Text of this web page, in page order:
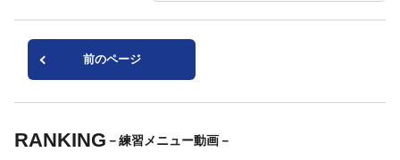
前のページ
RANKING －練習メニュー動画－